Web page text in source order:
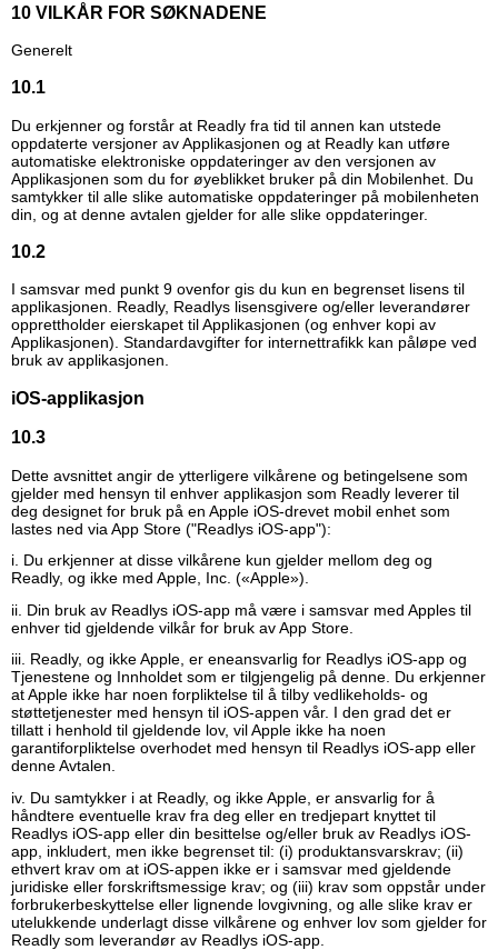
10 VILKÅR FOR SØKNADENE
Generelt
10.1
Du erkjenner og forstår at Readly fra tid til annen kan utstede
oppdaterte versjoner av Applikasjonen og at Readly kan utføre
automatiske elektroniske oppdateringer av den versjonen av
Applikasjonen som du for øyeblikket bruker på din Mobilenhet. Du
samtykker til alle slike automatiske oppdateringer på mobilenheten
din, og at denne avtalen gjelder for alle slike oppdateringer.
10.2
I samsvar med punkt 9 ovenfor gis du kun en begrenset lisens til
applikasjonen. Readly, Readlys lisensgivere og/eller leverandører
opprettholder eierskapet til Applikasjonen (og enhver kopi av
Applikasjonen). Standardavgifter for internettrafikk kan påløpe ved
bruk av applikasjonen.
iOS-applikasjon
10.3
Dette avsnittet angir de ytterligere vilkårene og betingelsene som
gjelder med hensyn til enhver applikasjon som Readly leverer til
deg designet for bruk på en Apple iOS-drevet mobil enhet som
lastes ned via App Store ("Readlys iOS-app"):
i. Du erkjenner at disse vilkårene kun gjelder mellom deg og
Readly, og ikke med Apple, Inc. («Apple»).
ii. Din bruk av Readlys iOS-app må være i samsvar med Apples til
enhver tid gjeldende vilkår for bruk av App Store.
iii. Readly, og ikke Apple, er eneansvarlig for Readlys iOS-app og
Tjenestene og Innholdet som er tilgjengelig på denne. Du erkjenner
at Apple ikke har noen forpliktelse til å tilby vedlikeholds- og
støttetjenester med hensyn til iOS-appen vår. I den grad det er
tillatt i henhold til gjeldende lov, vil Apple ikke ha noen
garantiforpliktelse overhodet med hensyn til Readlys iOS-app eller
denne Avtalen.
iv. Du samtykker i at Readly, og ikke Apple, er ansvarlig for å
håndtere eventuelle krav fra deg eller en tredjepart knyttet til
Readlys iOS-app eller din besittelse og/eller bruk av Readlys iOS-
app, inkludert, men ikke begrenset til: (i) produktansvarskrav; (ii)
ethvert krav om at iOS-appen ikke er i samsvar med gjeldende
juridiske eller forskriftsmessige krav; og (iii) krav som oppstår under
forbrukerbeskyttelse eller lignende lovgivning, og alle slike krav er
utelukkende underlagt disse vilkårene og enhver lov som gjelder for
Readly som leverandør av Readlys iOS-app.